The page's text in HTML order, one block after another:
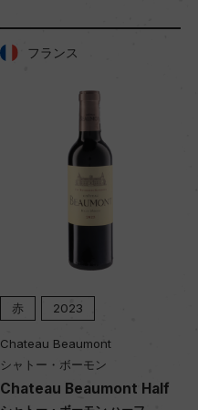
フランス
赤 2023
Chateau Beaumont
シャトー・ボーモン
Chateau Beaumont Half